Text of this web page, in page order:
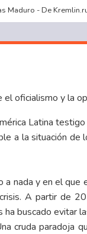
Maduro - De
oficialismo y la
Latina
a la situación
nada y en el que
A partir de
buscado evitar
cruda paradoja